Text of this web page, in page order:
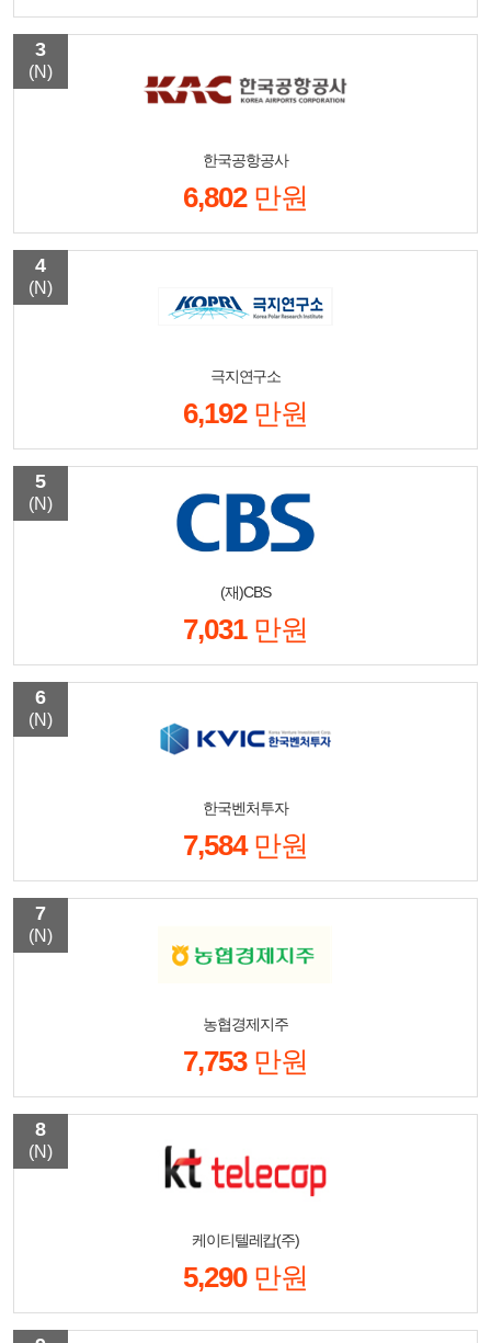
한국공항공사
6,802만원
3
(N)
극지연구소
6,192만원
4
(N)
(재)CBS
7,031만원
5
(N)
한국벤처투자
7,584만원
6
(N)
농협경제지주
7,753만원
7
(N)
케이티텔레캅(주)
5,290만원
8
(N)